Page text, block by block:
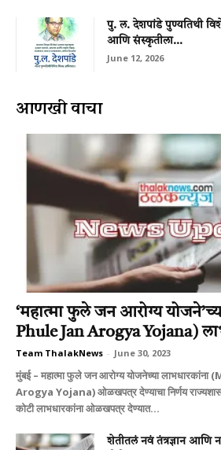
पु. ल. देशपांडे पुण्यतिथी
आणि संस्कृतीला...
June 12, 2026
आणखी वाचा
‘महात्‍मा फुले जन आरोग्‍य
Phule Jan Arogya Yojana)
Team ThalakNews - June 30, 2023
मुंबई – महात्‍मा फुले जन आरोग्‍य योजनेच्‍या
Arogya Yojana) ओळखपत्र देण्‍याचा निर्णय
कोटी लाभधारकांना ओळखपत्र देण्‍यात...
शेतीतलं नवं तंत्रज्ञान आणि